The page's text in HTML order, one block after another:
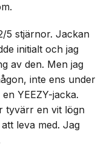
5 stjärnor. Jackan
initialt och jag
av den. Men jag
inte ens under
YEEZY-jacka.
tyvärr en vit lögn
leva med. Jag